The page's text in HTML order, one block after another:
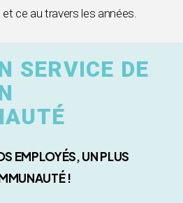
ce au travers les années.
SERVICE DE
EMPLOYÉS, UN PLUS
!